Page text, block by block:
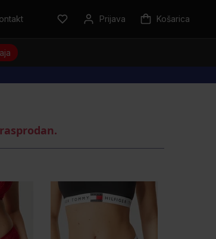
Prijava Košarica